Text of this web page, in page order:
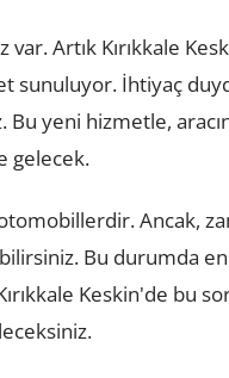
Artık Kırıkkale
sunuluyor. İhtiyaç
yeni hizmetle,
gelecek.
otomobillerdir. Ancak,
Bu durumda
Keskin'de bu